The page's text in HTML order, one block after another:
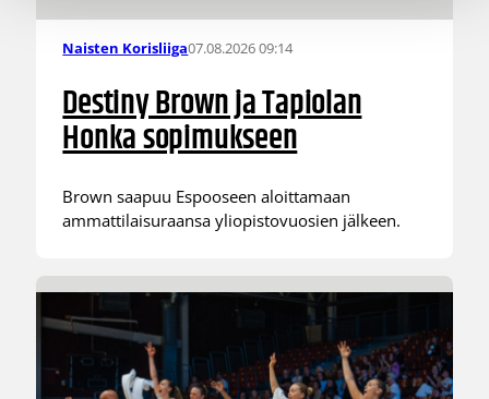
Naisten Korisliiga07.08.2026 09:14
Destiny Brown ja Tapiolan
Honka sopimukseen
Brown saapuu Espooseen aloittamaan
ammattilaisuraansa yliopistovuosien jälkeen.